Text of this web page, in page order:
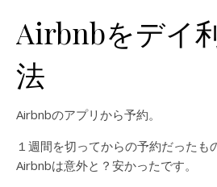
Airbnbをデイ
法
Airbnbのアプリから予約。
１週間を切ってからの予約だったも
Airbnbは意外と？安かったです。